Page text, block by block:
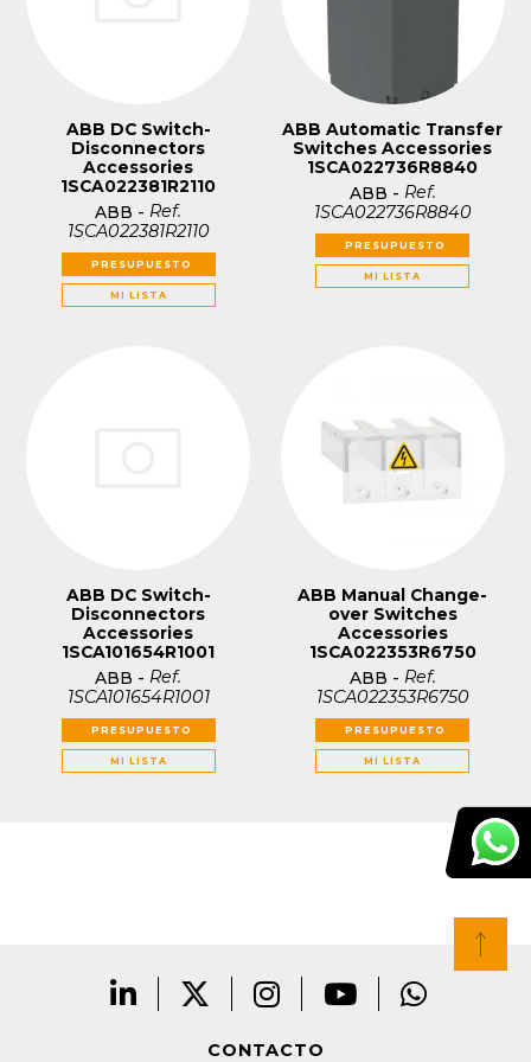
ABB DC Switch-
Disconnectors
Accessories
1SCA022381R2110
ABB - Ref.
1SCA022381R2110
PRESUPUESTO
MI LISTA
ABB Automatic Transfer
Switches Accessories
1SCA022736R8840
ABB - Ref.
1SCA022736R8840
PRESUPUESTO
MI LISTA
ABB DC Switch-
Disconnectors
Accessories
1SCA101654R1001
ABB - Ref.
1SCA101654R1001
PRESUPUESTO
MI LISTA
ABB Manual Change-
over Switches
Accessories
1SCA022353R6750
ABB - Ref.
1SCA022353R6750
PRESUPUESTO
MI LISTA
CONTACTO